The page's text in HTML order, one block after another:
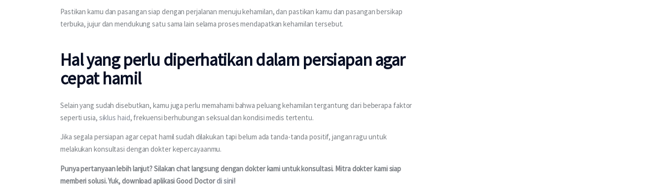
Pastikan kamu dan pasangan siap dengan perjalanan menuju kehamilan, dan pastikan kamu dan pasangan bersikap
terbuka, jujur dan mendukung satu sama lain selama proses mendapatkan kehamilan tersebut.
Hal yang perlu diperhatikan dalam persiapan agar
cepat hamil
Selain yang sudah disebutkan, kamu juga perlu memahami bahwa peluang kehamilan tergantung dari beberapa faktor
seperti usia, siklus haid, frekuensi berhubungan seksual dan kondisi medis tertentu.
Jika segala persiapan agar cepat hamil sudah dilakukan tapi belum ada tanda-tanda positif, jangan ragu untuk
melakukan konsultasi dengan dokter kepercayaanmu.
Punya pertanyaan lebih lanjut? Silakan chat langsung dengan dokter kami untuk konsultasi. Mitra dokter kami siap
memberi solusi. Yuk, download aplikasi Good Doctor di sini!